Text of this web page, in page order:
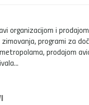
organizacijom i
programi za
prodajom